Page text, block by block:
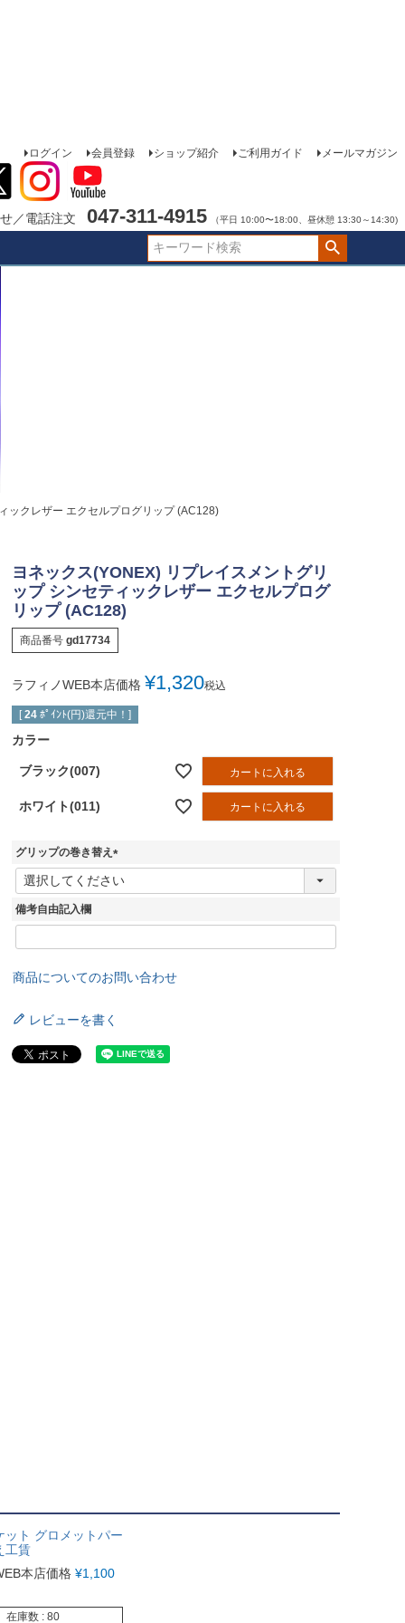
ログイン 会員登録 ショップ紹介 ご利用ガイド メールマガジン
／電話注文 047-311-4915 （平日 10:00〜18:00、昼休憩 13:30～14:30)
ックレザー エクセルプログリップ (AC128)
ヨネックス(YONEX) リプレイスメントグリ
ップ シンセティックレザー エクセルプログ
リップ (AC128)
商品番号 gd17734
ラフィノWEB本店価格 ¥1,320税込
[ 24 ﾎﾟｲﾝﾄ(円)還元中！]
カラー
ブラック(007) カートに入れる
ホワイト(011) カートに入れる
グリップの巻き替え
(
必
備考自由記入欄
商品についてのお問い合わせ
レビューを書く
ット グロメットパー
工賃
本店価格 ¥1,100
在庫数 80